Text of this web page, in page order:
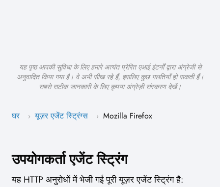
यह पृष्ठ आपकी सुविधा के लिए हमारे अत्यंत प्रेरित एआई इंटर्नों द्वारा अंग्रेजी से
अनुवादित किया गया है। वे अभी सीख रहे हैं, इसलिए कुछ गलतियाँ हो सकती हैं।
सबसे सटीक जानकारी के लिए कृपया अंग्रेज़ी संस्करण देखें।
घर › यूज़र एजेंट स्ट्रिंग्स › Mozilla Firefox
उपयोगकर्ता एजेंट स्ट्रिंग
यह HTTP अनुरोधों में भेजी गई पूरी यूज़र एजेंट स्ट्रिंग है: